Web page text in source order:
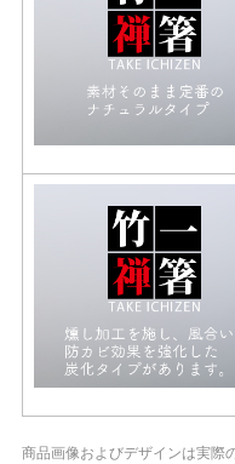
商品画像およびデザインは実際